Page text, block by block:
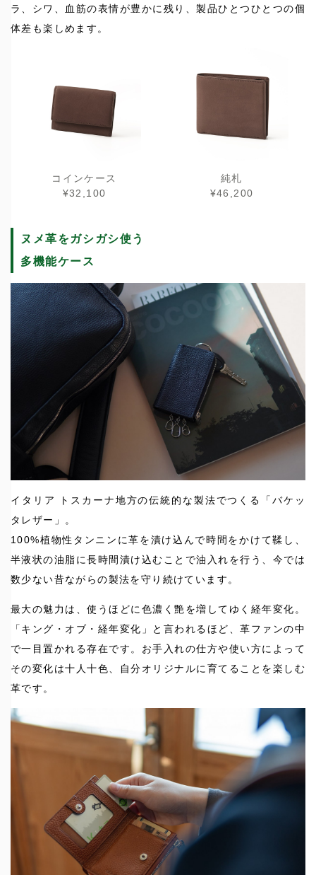
ラ、シワ、血筋の表情が豊かに残り、製品ひとつひとつの個
体差も楽しめます。
コインケース
¥32,100
純札
¥46,200
ヌメ革をガシガシ使う
多機能ケース
イタリア トスカーナ地方の伝統的な製法でつくる「バケッ
タレザー」。
100%植物性タンニンに革を漬け込んで時間をかけて鞣し、
半液状の油脂に長時間漬け込むことで油入れを行う、今では
数少ない昔ながらの製法を守り続けています。
最大の魅力は、使うほどに色濃く艶を増してゆく経年変化。
「キング・オブ・経年変化」と言われるほど、革ファンの中
で一目置かれる存在です。お手入れの仕方や使い方によって
その変化は十人十色、自分オリジナルに育てることを楽しむ
革です。